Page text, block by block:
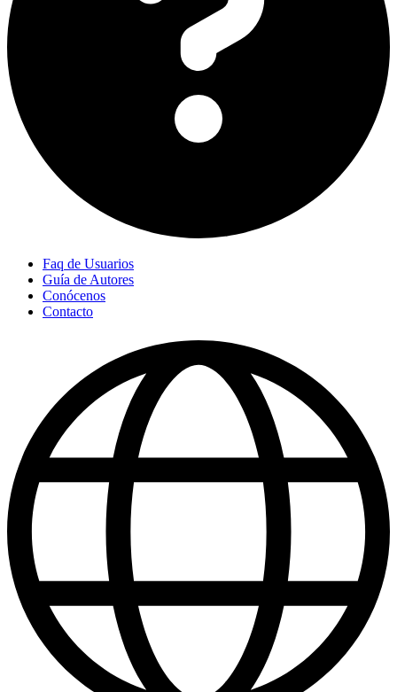
Faq de Usuarios
Guía de Autores
Conócenos
Contacto